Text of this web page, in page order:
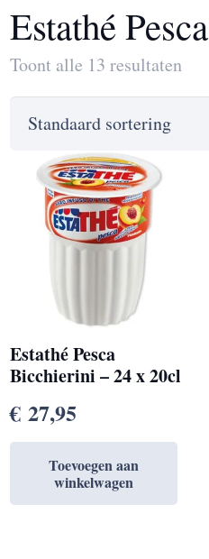
Estathé Pesca
Toont alle 13 resultaten
Estathé Pesca
Bicchierini – 24 x 20cl
€ 27,95
Toevoegen aan
winkelwagen